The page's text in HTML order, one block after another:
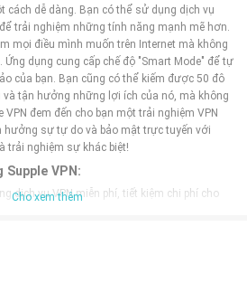
cách dễ dàng. Bạn có thể sử dụng dịch vụ
trải nghiệm những tính năng mạnh mẽ hơn.
mọi điều mình muốn trên Internet mà không
Ứng dụng cung cấp chế độ "Smart Mode" để tự
của bạn. Bạn cũng có thể kiếm được 50 đô
và tận hưởng những lợi ích của nó, mà không
VPN đem đến cho bạn một trải nghiệm VPN
hưởng sự tự do và bảo mật trực tuyến với
trải nghiệm sự khác biệt!
Supple VPN:
dịch vụ VPN miễn phí, tiết kiệm chi phí cho
một cách an toàn.
trên nhiều nền tảng, bao gồm Windows,
cập VPN từ bất kỳ thiết bị nào.
cấp tốc độ kết nối nhanh, cho phép bạn xem
Cho xem thêm